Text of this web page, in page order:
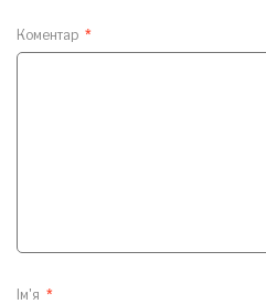
Коментар *
Ім'я *